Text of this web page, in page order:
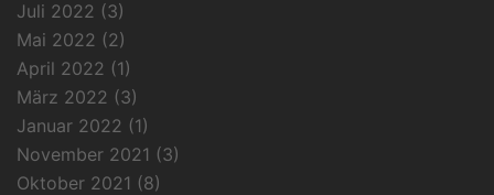
Juli 2022 (3)
Mai 2022 (2)
April 2022 (1)
März 2022 (3)
Januar 2022 (1)
November 2021 (3)
Oktober 2021 (8)